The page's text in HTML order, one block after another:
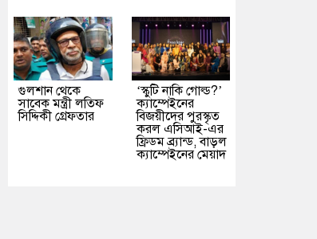
গুলশান থেকে
সাবেক মন্ত্রী লতিফ
সিদ্দিকী গ্রেফতার
‘স্কুটি নাকি গোল্ড?’
ক্যাম্পেইনের
বিজয়ীদের পুরস্কৃত
করল এসিআই-এর
ফ্রিডম ব্র্যান্ড, বাড়ল
ক্যাম্পেইনের মেয়াদ